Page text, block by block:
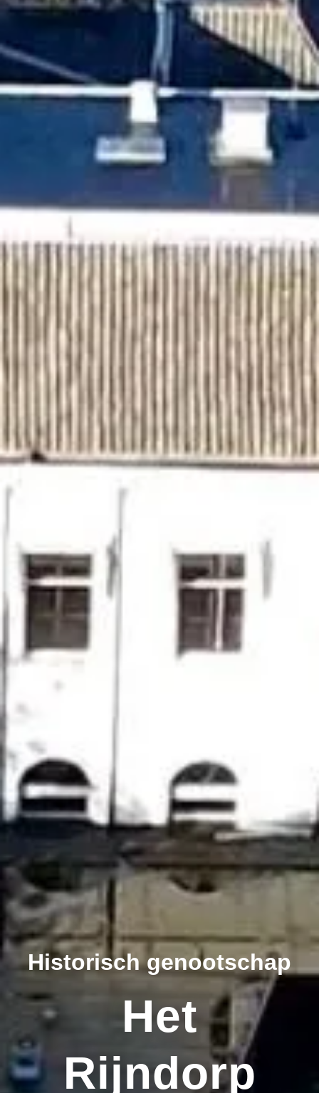
Historisch genootschap
Het
Rijndorp